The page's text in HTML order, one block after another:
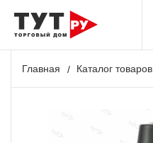
Главная Каталог товаров